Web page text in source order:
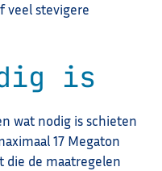
veel stevigere
is
wat nodig is schieten
17 Megaton
die de maatregelen